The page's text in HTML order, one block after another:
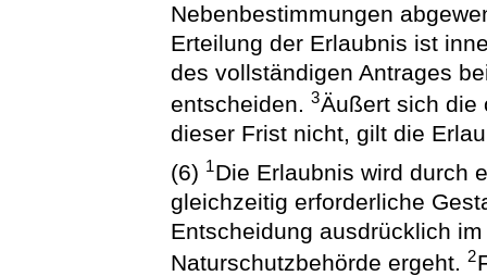
Nebenbestimmungen
Erteilung der Erlaubnis ist
des vollständigen Antrages
entscheiden.3Äußert sich die
dieser Frist nicht, gilt die
(6) 1Die Erlaubnis wird durch
gleichzeitig erforderliche
Entscheidung ausdrücklich
Naturschutzbehörde ergeht.2